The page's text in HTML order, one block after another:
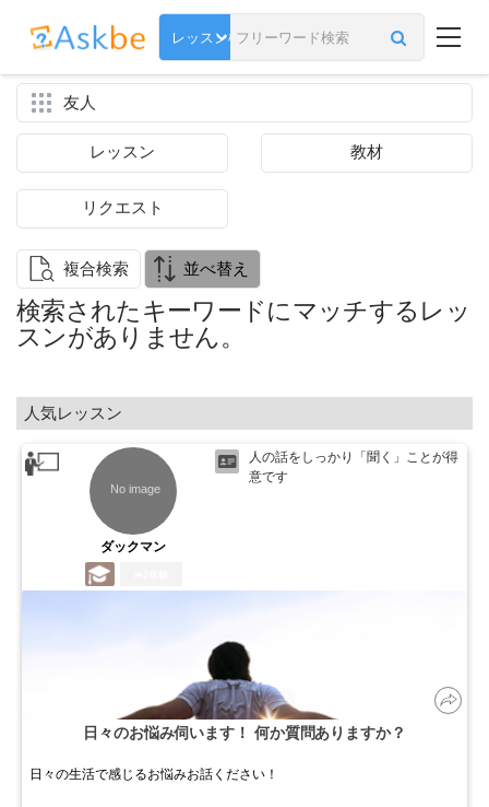
友人
レッスン 教材
リクエスト
複合検索 並べ替え
検索されたキーワードにマッチするレッ
スンがありません。
人気レッスン
ダックマン
人の話をしっかり「聞く」ことが得
意です
日々のお悩み伺います！ 何か質問ありますか？
日々の生活で感じるお悩みお話ください！